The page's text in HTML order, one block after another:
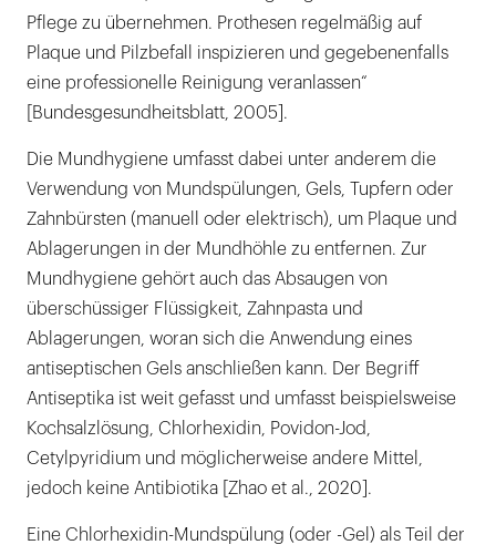
Pflege zu übernehmen. Prothesen regelmäßig auf
Plaque und Pilzbefall inspizieren und gegebenenfalls
eine professionelle Reinigung veranlassen“
[Bundesgesundheitsblatt, 2005].
Die Mundhygiene umfasst dabei unter anderem die
Verwendung von Mundspülungen, Gels, Tupfern oder
Zahnbürsten (manuell oder elektrisch), um Plaque und
Ablagerungen in der Mundhöhle zu entfernen. Zur
Mundhygiene gehört auch das Absaugen von
überschüssiger Flüssigkeit, Zahnpasta und
Ablagerungen, woran sich die Anwendung eines
antiseptischen Gels anschließen kann. Der Begriff
Antiseptika ist weit gefasst und umfasst beispielsweise
Kochsalzlösung, Chlorhexidin, Povidon-Jod,
Cetylpyridium und möglicherweise andere Mittel,
jedoch keine Antibiotika [Zhao et al., 2020].
Eine Chlorhexidin-Mundspülung (oder -Gel) als Teil der